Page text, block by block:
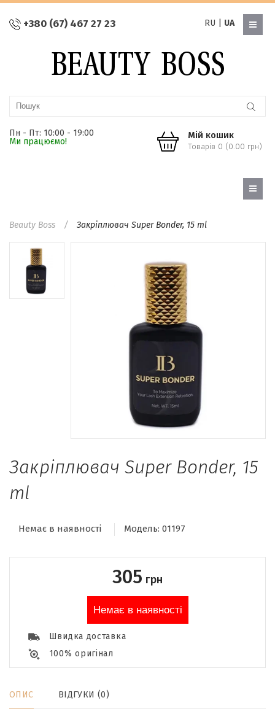
+380 (67) 467 27 23 RU UA
Пн - Пт: 10:00 - 19:00
Ми працюємо!
Мій кошик
Товарів 0 (0.00 грн)
Beauty Boss Закріплювач Super Bonder, 15 ml
Закріплювач Super Bonder, 15
ml
Немає в наявності Модель: 01197
305 грн
Немає в наявності
Швидка доставка
100% оригінал
ОПИС ВІДГУКИ (0)